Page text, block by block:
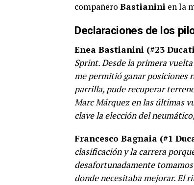
compañero Bastianini en la
Declaraciones de los
Enea Bastianini (#23
Sprint. Desde la primera
me permitió ganar posiciones
parrilla, pude recuperar
Marc Márquez en las últimas
clave la elección del
Francesco Bagnaia (#1
clasificación y la carrera
desafortunadamente
donde necesitaba mejorar. El